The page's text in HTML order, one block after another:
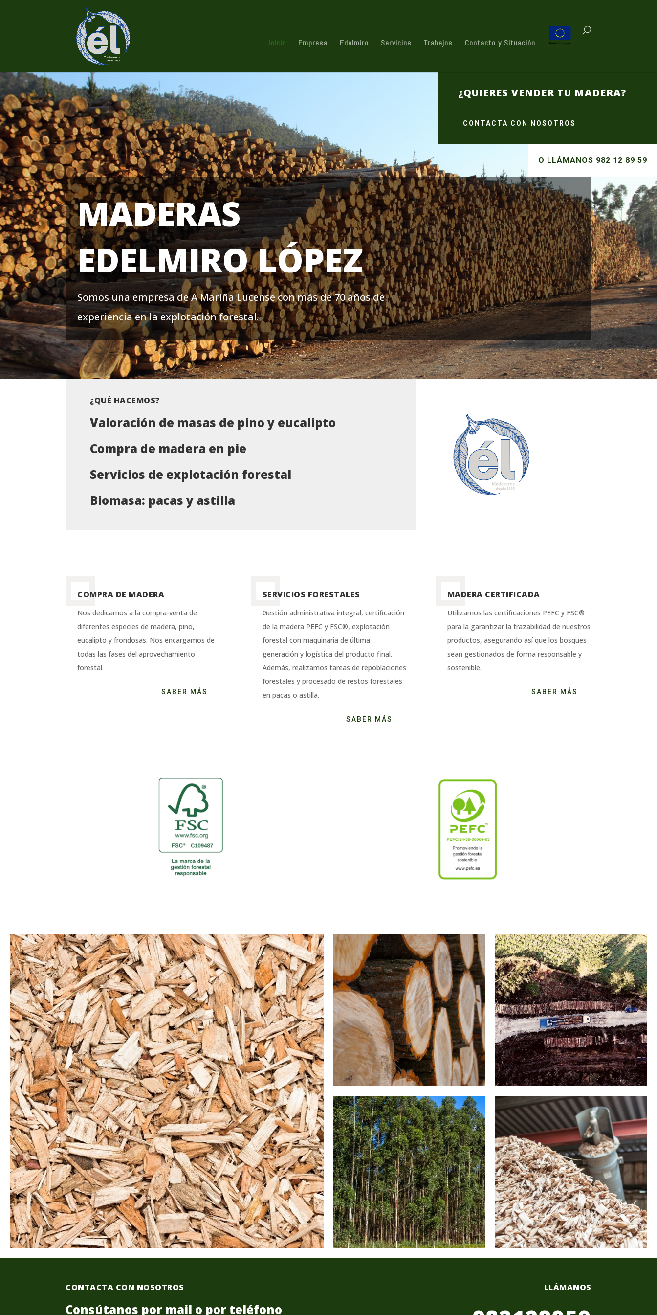
Inicio Empresa Edelmiro Servicios Trabajos Contacto y Situación
¿QUIERES VENDER TU MADERA?
CONTACTA CON NOSOTROS
O LLÁMANOS 982 12 89 59
MADERAS
EDELMIRO LÓPEZ
Somos una empresa de A Mariña Lucense con más de 70 años de
experiencia en la explotación forestal.
¿QUÉ HACEMOS?
Valoración de masas de pino y eucalipto
Compra de madera en pie
Servicios de explotación forestal
Biomasa: pacas y astilla
COMPRA DE MADERA
Nos dedicamos a la compra-venta de
diferentes especies de madera, pino,
eucalipto y frondosas. Nos encargamos de
todas las fases del aprovechamiento
forestal.
SABER MÁS
SERVICIOS FORESTALES
Gestión administrativa integral, certificación
de la madera PEFC y FSC®, explotación
forestal con maquinaria de última
generación y logística del producto final.
Además, realizamos tareas de repoblaciones
forestales y procesado de restos forestales
en pacas o astilla.
SABER MÁS
MADERA CERTIFICADA
Utilizamos las certificaciones PEFC y FSC®
para la garantizar la trazabilidad de nuestros
productos, asegurando así que los bosques
sean gestionados de forma responsable y
sostenible.
SABER MÁS
CONTACTA CON NOSOTROS
Consútanos por mail o por teléfono
LLÁMANOS